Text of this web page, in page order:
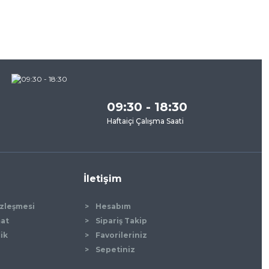
09:30 - 18:30
Haftaiçi Çalışma Saati
İletişim
Hesabım
Sipariş Takip
Favorileriniz
Sepetiniz